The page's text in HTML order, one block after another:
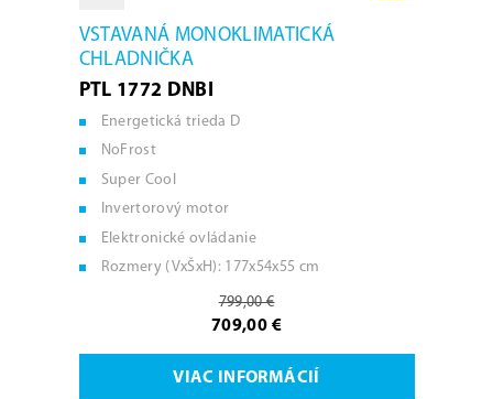
VSTAVANÁ MONOKLIMATICKÁ
CHLADNIČKA
PTL 1772 DNBI
Energetická trieda D
NoFrost
Super Cool
Invertorový motor
Elektronické ovládanie
Rozmery (VxŠxH): 177x54x55 cm
799,00 €
709,00 €
VIAC INFORMÁCIÍ